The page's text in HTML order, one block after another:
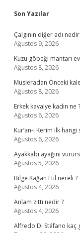
Sidebar
Son Yazılar
Çalgının diğer adı
Ağustos 9, 2026
Kuzu göbeği mantarı
Ağustos 8, 2026
Musleradan Önceki
Ağustos 8, 2026
Erkek kavalye kadın ne ?
Ağustos 6, 2026
Kur’an-ı Kerim ilk
Ağustos 6, 2026
Ayakkabı ayağını
Ağustos 5, 2026
Bilge Kağan Etil nereli ?
Ağustos 4, 2026
Anlam zıttı nedir ?
Ağustos 4, 2026
Alfredo Di Stéfano kaç